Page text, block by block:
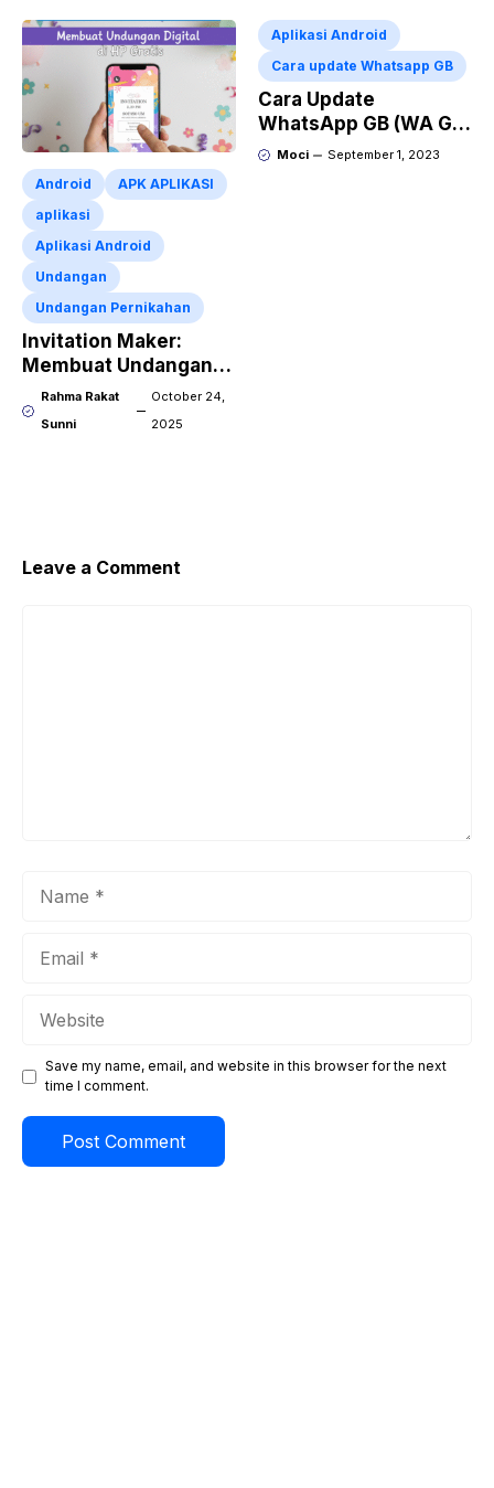
Android
APK APLIKASI
aplikasi
Aplikasi Android
Undangan
Undangan Pernikahan
Invitation Maker:
Membuat Undangan
Digital di HP Gratis
Rahma Rakat
Sunni
October 24,
2025
Aplikasi Android
Cara update Whatsapp GB
Cara Update
WhatsApp GB (WA GB)
ke Versi Terbaru
Moci September 1, 2023
Leave a Comment
Save my name, email, and website in this browser for the next
time I comment.